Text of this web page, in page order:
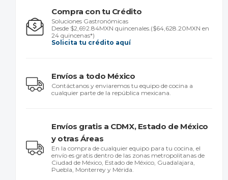
Compra con tu Crédito
Soluciones Gastronómicas
Desde $2,692.84MXN quincenales.($64,628.20MXN en
24 quincenas*)
Solicita tu crédito aquí
Envíos a todo México
Contáctanos y enviaremos tu equipo de cocina a
cualquier parte de la república mexicana.
Envíos gratis a CDMX, Estado de México
y otras Áreas
En la compra de cualquier equipo para tu cocina, el
envío es gratis dentro de las zonas metropolitanas de
Ciudad de México, Estado de México, Guadalajara,
Puebla, Monterrey y Mérida.